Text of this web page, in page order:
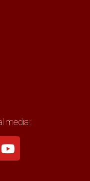
media :